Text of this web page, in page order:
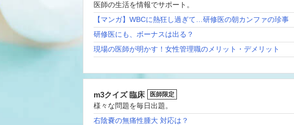
医師の生活を情報でサポート。
【マンガ】WBCに熱狂し過ぎて…研修医の朝カンファの珍事
研修医にも、ボーナスは出る？
現場の医師が明かす！女性管理職のメリット・デメリット
m3クイズ 臨床 医師限定
様々な問題を毎日出題。
右陰嚢の無痛性腫大 対応は？